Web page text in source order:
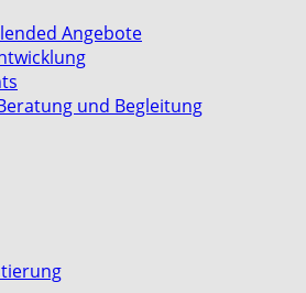
Angebote
und Begleitung